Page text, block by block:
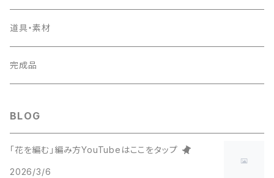
アクセサリー工具を使う
道具・素材
完成品
BLOG
「花を編む」編み方YouTubeはここをタップ
2026/3/6